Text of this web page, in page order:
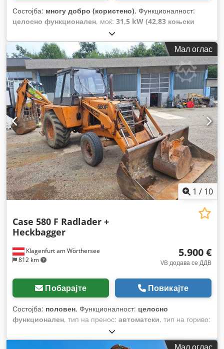
Состојба: многу добро (користено), Функционалност:
целосно функционален, моќ: 31,5 kW (42,83 коњски
, боја:
тежина:4.945 кг, состојба на синџирот:60 процент, Година
на изградба:2012 , работни часови:4.490 h, Опрема:
кабина,
Мал оглас
1 / 10
Klagenfurt am Wörthersee
812 km
Case 580 F Radlader +
Heckbagger
5.900 €
VB додава се ДДВ
Побарајте Повикајте
Состојба: половен, Функционалност: целосно
функционален, тип на пренос: автоматски, тип на гориво:
7.500 кг
4x2, прва регистрација:10/1977, Година на изградба:1977,